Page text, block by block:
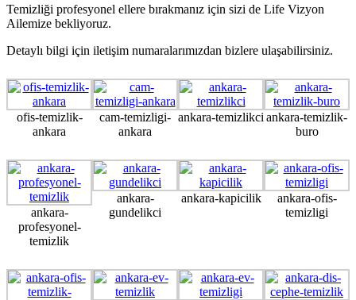
Temizliği profesyonel ellere bırakmanız için sizi de Life Vizyon
Ailemize bekliyoruz.
Detaylı bilgi için iletişim numaralarımızdan bizlere ulaşabilirsiniz.
ofis-temizlik-
ankara
cam-temizligi-
ankara
ankara-temizlikci ankara-temizlik-
buro
ankara-
profesyonel-
temizlik
ankara-
gundelikci
ankara-kapicilik
ankara-ofis-
temizligi